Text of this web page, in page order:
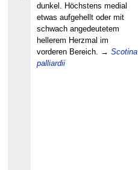
dunkel. Höchstens medial
etwas aufgehellt oder mit
schwach angedeutetem
hellerem Herzmal im
vorderen Bereich. → Scotina
palliardii